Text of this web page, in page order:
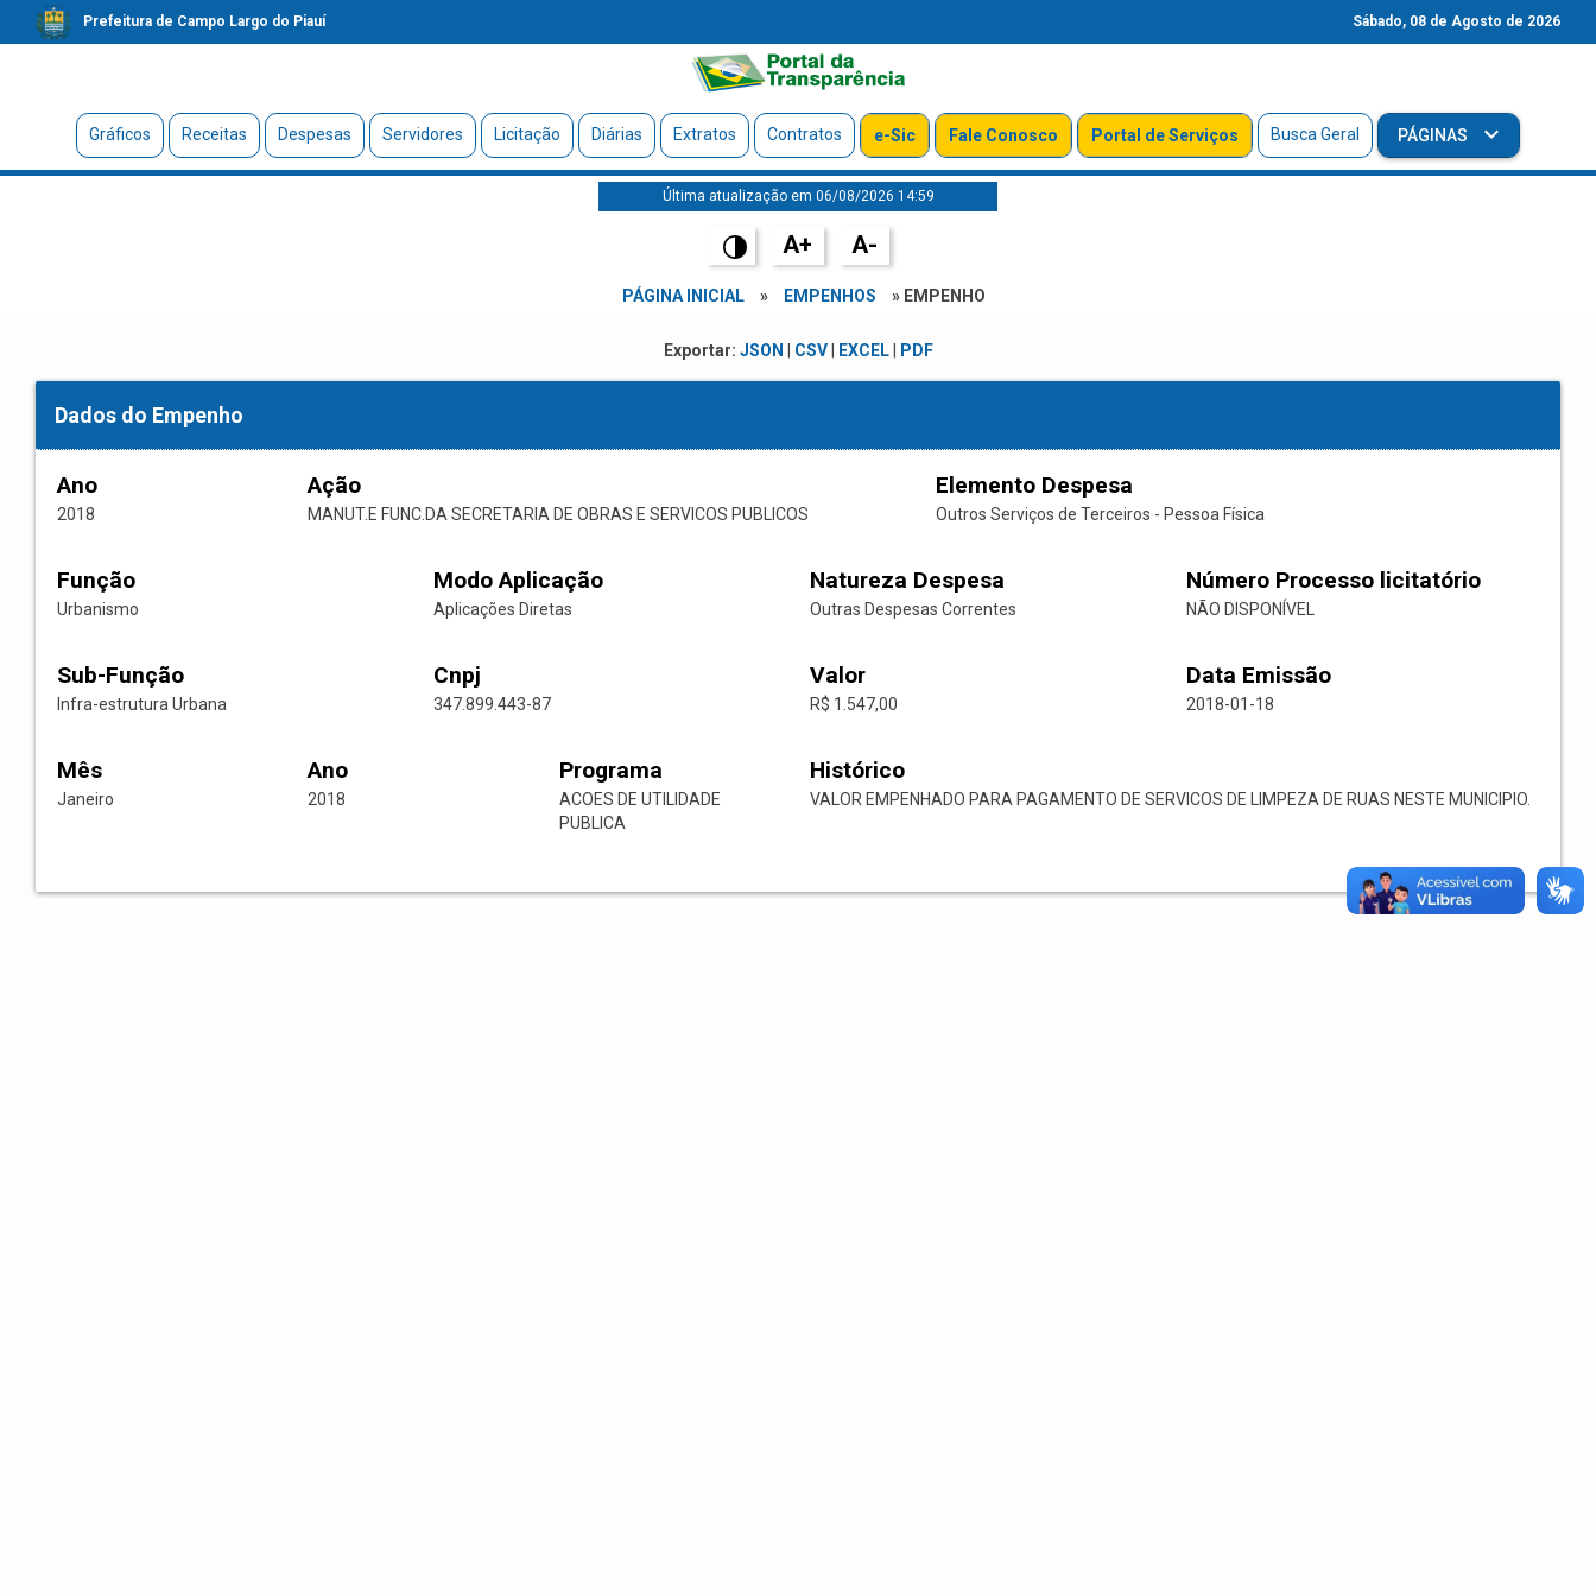
Prefeitura de Campo Largo do Piauí Sábado, 08 de Agosto de 2026
Gráficos Receitas Despesas Servidores Licitação Diárias Extratos Contratos e-Sic Fale Conosco Portal de Serviços Busca Geral PÁGINAS
Última atualização em 06/08/2026 14:59
A+ A-
PÁGINA INICIAL » EMPENHOS » EMPENHO
Exportar: JSON CSV| EXCEL| PDF
Dados do Empenho
Ano
2018
Ação
MANUT.E FUNC.DA SECRETARIA DE OBRAS E SERVICOS PUBLICOS
Elemento Despesa
Outros Serviços de Terceiros - Pessoa Física
Função
Urbanismo
Modo Aplicação
Aplicações Diretas
Natureza Despesa
Outras Despesas Correntes
Número Processo licitatório
NÃO DISPONÍVEL
Sub-Função
Infra-estrutura Urbana
Cnpj
347.899.443-87
Valor
R$ 1.547,00
Data Emissão
2018-01-18
Mês
Janeiro
Ano
2018
Programa
ACOES DE UTILIDADE
PUBLICA
Histórico
VALOR EMPENHADO PARA PAGAMENTO DE SERVICOS DE LIMPEZA DE RUAS NESTE MUNICIPIO.